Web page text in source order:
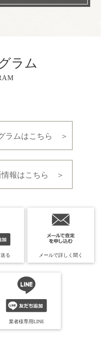
ラム
ラムはこちら ＞
情報はこちら ＞
る メールで詳しく聞く
業者様専用LINE